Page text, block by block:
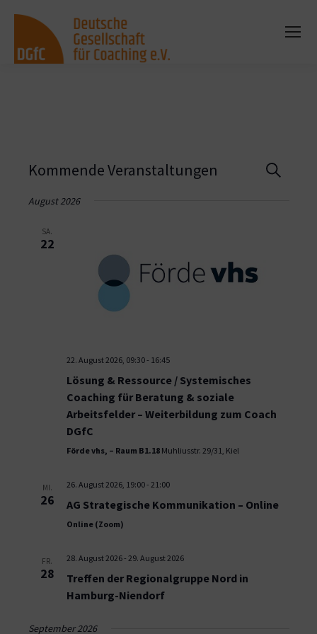
Suche
Kommende Veranstaltungen
August 2026
SA.
22
22. August 2026, 09:30- 16:45
Lösung & Ressource / Systemisches
Coaching für Beratung & soziale
Arbeitsfelder – Weiterbildung zum Coach
DGfC
Förde vhs, – Raum B1.18 Muhliusstr. 29/31, Kiel
MI.
26
26. August 2026, 19:00- 21:00
AG Strategische Kommunikation – Online
Online (Zoom)
FR.
28
28. August 2026- 29. August 2026
Treffen der Regionalgruppe Nord in
Hamburg-Niendorf
September 2026